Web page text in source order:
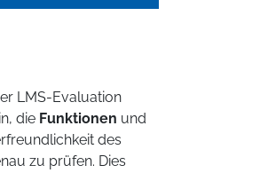
LMS-Evaluation
die Funktionen und
des
zu prüfen. Dies